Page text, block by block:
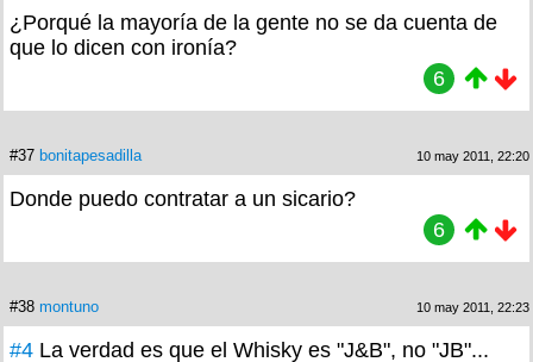
¿Porqué la mayoría de la gente no se da cuenta de
que lo dicen con ironía?
6
#37 bonitapesadilla 10 may 2011, 22:20
Donde puedo contratar a un sicario?
6
#38 montuno 10 may 2011, 22:23
#4 La verdad es que el Whisky es "J&B", no "JB"...